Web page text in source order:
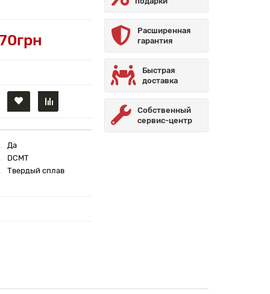
Да
DCMT
Твердый сплав
Расширенная
гарантия
Быстрая
доставка
Собственный
сервис-центр